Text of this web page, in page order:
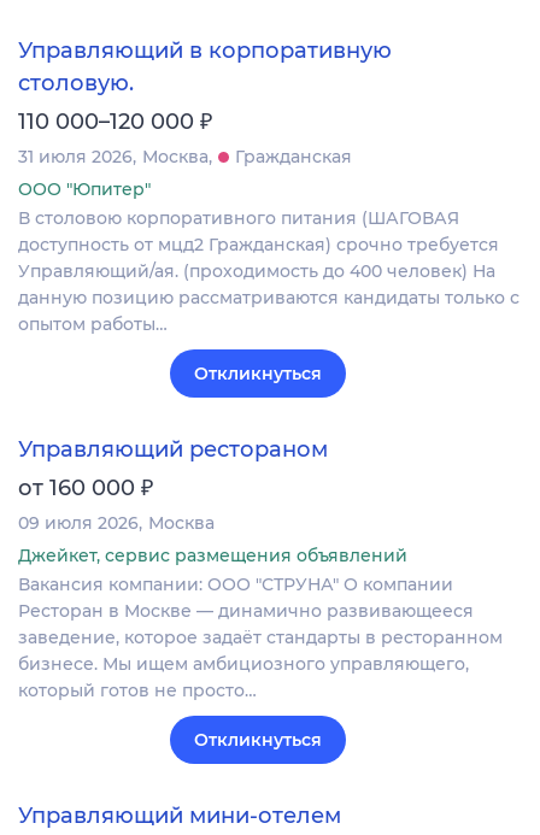
Управляющий в корпоративную
столовую.
110 000–120 000 ₽
31 июля 2026 Москва
Гражданская
ООО "Юпитер"
В столовою корпоративного питания (ШАГОВАЯ
доступность от мцд2 Гражданская) срочно требуется
Управляющий/ая. (проходимость до 400 человек) На
данную позицию рассматриваются кандидаты только с
опытом работы…
Откликнуться
Управляющий рестораном
от 160 000 ₽
09 июля 2026 Москва
Джейкет, сервис размещения объявлений
Вакансия компании: ООО "СТРУНА" О компании
Ресторан в Москве — динамично развивающееся
заведение, которое задаёт стандарты в ресторанном
бизнесе. Мы ищем амбициозного управляющего,
который готов не просто…
Откликнуться
Управляющий мини-отелем